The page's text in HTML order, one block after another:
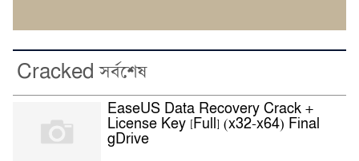
Cracked সর্বশেষ
EaseUS Data Recovery Crack +
License Key [Full] (x32-x64) Final
gDrive